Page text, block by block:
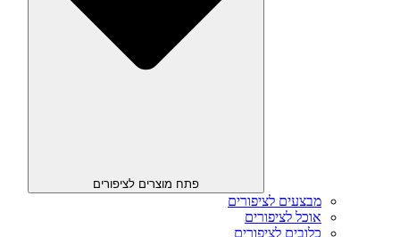
פתח מוצרים לציפורים
מבצעים לציפורים
אוכל לציפורים
כלובים לציפורים